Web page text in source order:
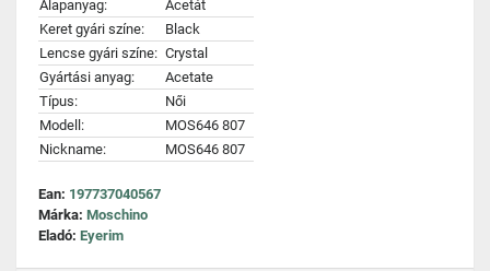
Alapanyag:
Acetát
Keret gyári színe:
Black
Lencse gyári színe: Crystal
Gyártási anyag:
Acetate
Típus:
Női
Modell:
MOS646 807
Nickname:
MOS646 807
Ean: 197737040567
Márka: Moschino
Eladó: Eyerim